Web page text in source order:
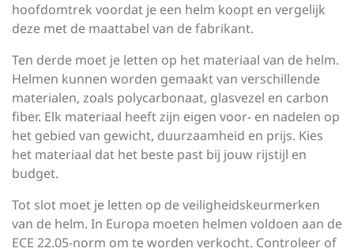
hoofdomtrek voordat je een helm koopt en vergelijk
deze met de maattabel van de fabrikant.
Ten derde moet je letten op het materiaal van de helm.
Helmen kunnen worden gemaakt van verschillende
materialen, zoals polycarbonaat, glasvezel en carbon
fiber. Elk materiaal heeft zijn eigen voor- en nadelen op
het gebied van gewicht, duurzaamheid en prijs. Kies
het materiaal dat het beste past bij jouw rijstijl en
budget.
Tot slot moet je letten op de veiligheidskeurmerken
van de helm. In Europa moeten helmen voldoen aan de
ECE 22.05-norm om te worden verkocht. Controleer of